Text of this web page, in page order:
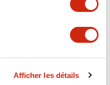
Afficher les détails